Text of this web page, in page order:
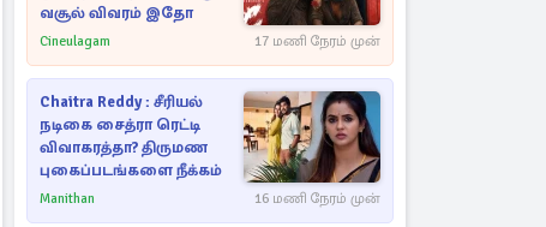
வசூல் விவரம் இதோ
Cineulagam 17 மணி நேரம் முன்
Chaitra Reddy : சீரியல்
நடிகை சைத்ரா ரெட்டி
விவாகரத்தா? திருமண
புகைப்படங்களை நீக்கம்
Manithan 16 மணி நேரம் முன்